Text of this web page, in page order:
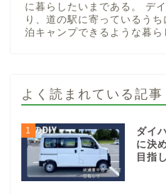
に暮らしたいまである。 デ
り、道の駅に寄っているう
泊キャンプできるような暮ら
よく読まれている記事
1
ダイ
に決
目指